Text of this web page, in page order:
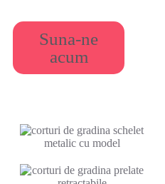
Suna-ne
acum